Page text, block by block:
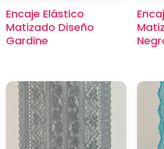
Encaje Elástico
Matizado Diseño
Gardine